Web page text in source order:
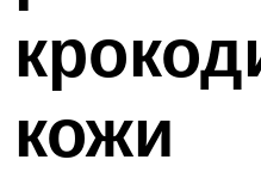
кожи